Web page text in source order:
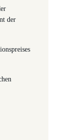
der